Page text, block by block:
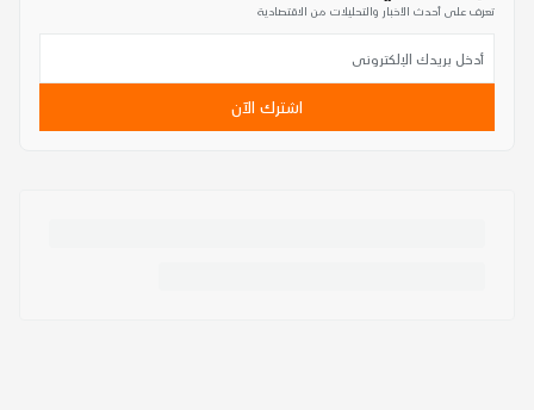
تعرف على أحدث الأخبار والتحليلات من الاقتصادية
اشترك الآن